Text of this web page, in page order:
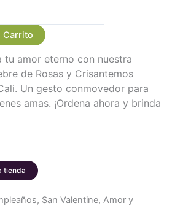
Carrito
tu amor eterno con nuestra
de Rosas y Crisantemos
Un gesto conmovedor para
amas. ¡Ordena ahora y brinda
tienda
San Valentine, Amor y